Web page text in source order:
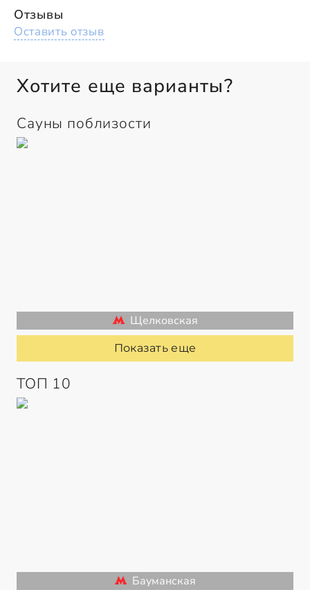
Отзывы
Оставить отзыв
Хотите еще варианты?
Сауны поблизости
Щелковская
Показать еще
ТОП 10
Бауманская